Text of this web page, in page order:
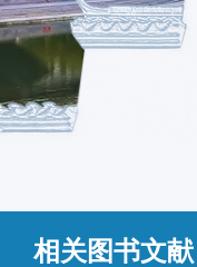
相关图书文献